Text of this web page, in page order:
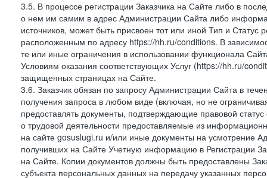
3.5. В процессе регистрации Заказчика на Сайте либо в
о нем им самим в адрес Администрации Сайта либо
источников, может быть присвоен тот или иной Тип и
расположенным по адресу https://hh.ru/conditions. В
те или иные ограничения в использовании функционала
Условиям оказания соответствующих Услуг (https://hh.ru/
защищенных страницах на Сайте.
3.6. Заказчик обязан по запросу Администрации Сайта в
получения запроса в любом виде (включая, но не
предоставлять документы, подтверждающие правовой
о трудовой деятельности предоставляемые из
на сайте gosuslugi.ru и/или иные документы на усмотрение
получивших на Сайте Учетную информацию в Регистрации
на Сайте. Копии документов должны быть предоставлены
субъекта персональных данных на передачу указанных